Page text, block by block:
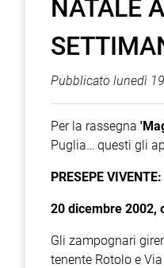
NATALE
Pubblicato lunedì
Per la rassegna
Puglia… questi gli
PRESEPE
20 dicembre 2002,
Gli zampognari
tenente Rotolo e